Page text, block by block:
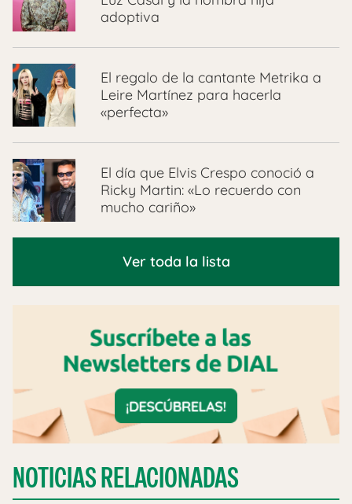
adoptiva
El regalo de la cantante Metrika a
Leire Martínez para hacerla
«perfecta»
El día que Elvis Crespo conoció a
Ricky Martin: «Lo recuerdo con
mucho cariño»
Ver toda la lista
NOTICIAS RELACIONADAS